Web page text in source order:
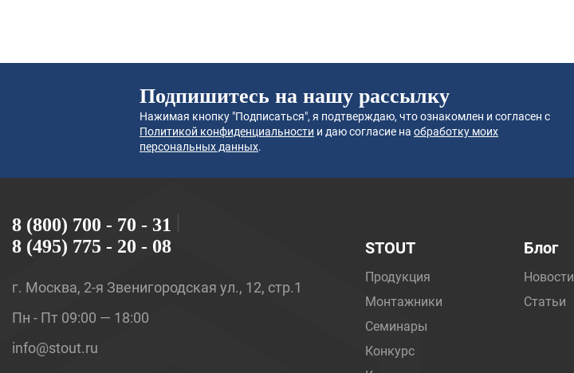
Подпишитесь на нашу рассылку
Нажимая кнопку "Подписаться", я подтверждаю, что ознакомлен и согласен с
Политикой конфиденциальности и даю согласие на обработку моих
персональных данных.
8 (800) 700 - 70 - 31
8 (495) 775 - 20 - 08
г. Москва, 2-я Звенигородская ул., 12, стр.1
Пн - Пт 09:00 — 18:00
info@stout.ru
STOUT
Продукция
Монтажники
Семинары
Конкурс
Блог
Новости
Статьи